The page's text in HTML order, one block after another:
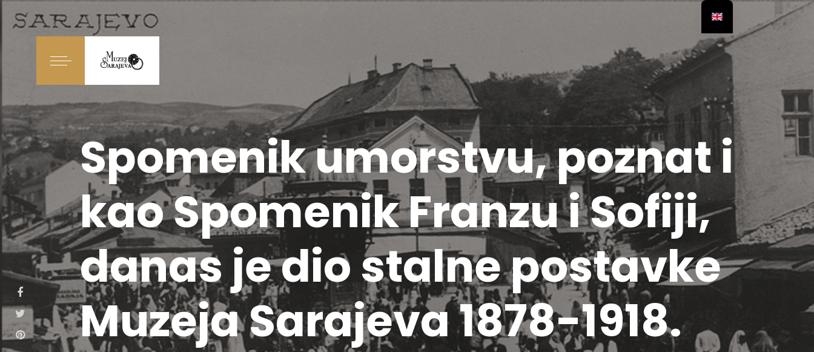
Spomenik umorstvu, poznat i
kao Spomenik Franzu i Sofiji,
danas je dio stalne postavke
Muzeja Sarajeva 1878-1918.